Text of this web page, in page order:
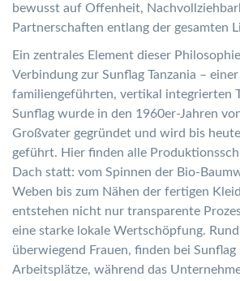
bewusst auf Offenheit,
Partnerschaften entlang der gesamten
Ein zentrales Element dieser
Verbindung zur Sunflag Tanzania –
familiengeführten, vertikal integrierten
Sunflag wurde in den 1960er-Jahren
Großvater gegründet und wird bis
geführt. Hier finden alle
Dach statt: vom Spinnen der Bio-
Weben bis zum Nähen der fertigen
entstehen nicht nur transparente
eine starke lokale Wertschöpfung.
überwiegend Frauen, finden bei Sunflag
Arbeitsplätze, während das